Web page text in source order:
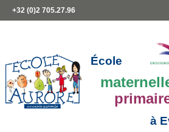
+32 (0)2 705.27.96
École
à